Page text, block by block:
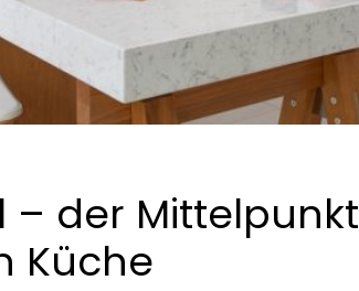
– der Mittelpunkt
Küche